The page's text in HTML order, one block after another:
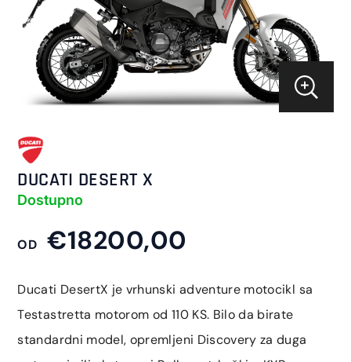
DUCATI DESERT X
Dostupno
OD €18200,00
Ducati DesertX je vrhunski adventure motocikl sa
Testastretta motorom od 110 KS. Bilo da birate
standardni model, opremljeni Discovery za duga